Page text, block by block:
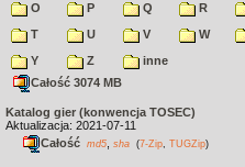
O
P Q R
T
U V W
Y
Z
inne
Całość 3074 MB
Katalog gier (konwencja TOSEC)
Aktualizacja: 2021-07-11
Całość md5 sha (7-Zip TUGZip)